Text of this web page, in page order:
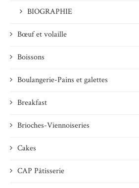
BIOGRAPHIE
Bœuf et volaille
Boissons
Boulangerie-Pains et galettes
Breakfast
Brioches-Viennoiseries
Cakes
CAP Pâtisserie